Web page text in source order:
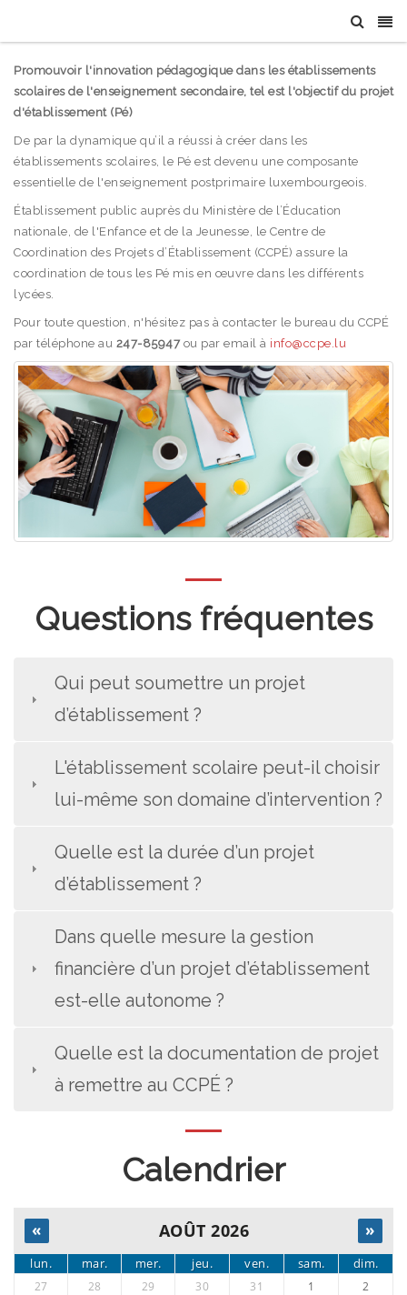
Promouvoir l'innovation pédagogique dans les établissements
scolaires de l'enseignement secondaire, tel est l'objectif du projet
d'établissement (Pé)
De par la dynamique qu’il a réussi à créer dans les
établissements scolaires, le Pé est devenu une composante
essentielle de l'enseignement postprimaire luxembourgeois.
Établissement public auprès du Ministère de l’Éducation
nationale, de l'Enfance et de la Jeunesse, le Centre de
Coordination des Projets d’Établissement (CCPÉ) assure la
coordination de tous les Pé mis en œuvre dans les différents
lycées.
Pour toute question, n'hésitez pas à contacter le bureau du CCPÉ
par téléphone au 247-85947ou par email à info@ccpe.lu
Questions fréquentes
Qui peut soumettre un projet
d’établissement ?
L'établissement scolaire peut-il choisir
lui-même son domaine d’intervention ?
Quelle est la durée d’un projet
d’établissement ?
Dans quelle mesure la gestion
financière d’un projet d’établissement
est-elle autonome ?
Quelle est la documentation de projet
à remettre au CCPÉ ?
Calendrier
« AOÛT 2026 »
lun. mar. mer. jeu. ven. sam. dim.
27 28 29 30 31 1
2